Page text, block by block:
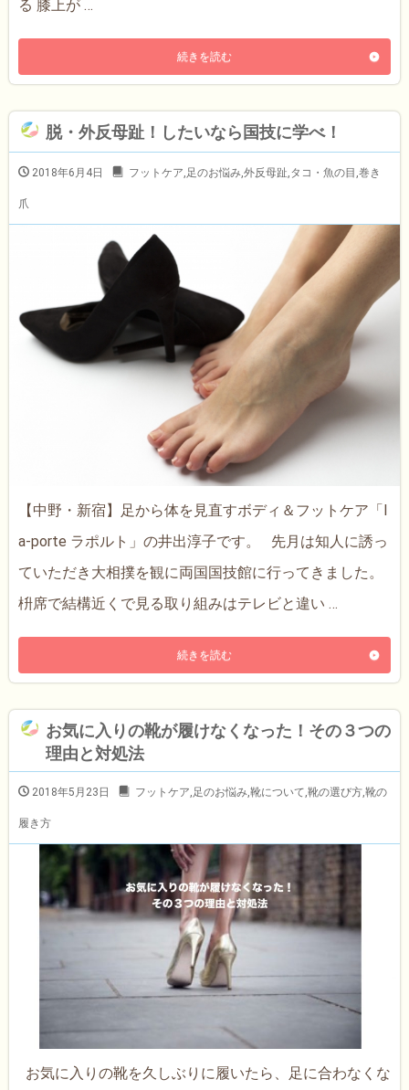
る 膝上が …
続きを読む
脱・外反母趾！したいなら国技に学べ！
2018年6月4日 フットケア,足のお悩み,外反母趾,タコ・魚の目 ,巻き
爪
【中野・新宿】足から体を見直すボディ＆フットケア「l
a-porte ラポルト」の井出淳子です。 先月は知人に誘っ
ていただき大相撲を観に両国国技館に行ってきました。
枡席で結構近くで見る取り組みはテレビと違い …
続きを読む
お気に入りの靴が履けなくなった！その３つの
理由と対処法
2018年5月23日 フットケア,足のお悩み,靴について,靴の選び方,靴の
履き方
お気に入りの靴を久しぶりに履いたら、足に合わなくな